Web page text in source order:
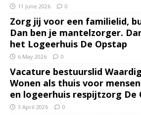
11 June 2026 0
Zorg jij voor een familielid,
Dan ben je mantelzorger.
het Logeerhuis De Opstap
6 May 2026 0
Vacature bestuurslid
Wonen als thuis voor
en logeerhuis respijtzorg De
3 April 2026 0